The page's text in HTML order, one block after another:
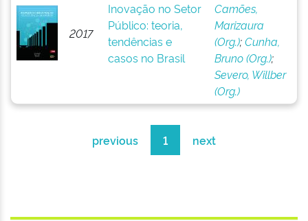
2017
Inovação no Setor
Público: teoria,
tendências e
casos no Brasil
Camões,
Marizaura
(Org.);Cunha,
Bruno (Org.);
Severo, Willber
(Org.)
previous 1 next